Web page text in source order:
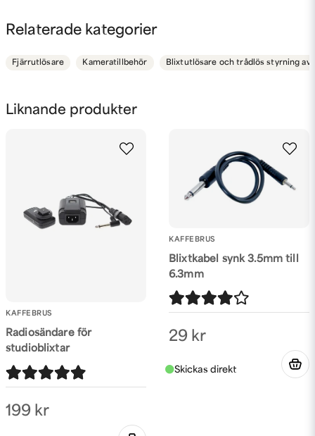
Liknande produkter
KAFFEBRUS
Radiosändare för
studioblixtar
199 kr
KAFFEBRUS
Blixtkabel synk 3.5mm till
6.3mm
29 kr
Fråga oss något om denna produkten...
Ja, ni får publicera min fråga
Relaterade kategorier
Fjärrutlösare Kameratillbehör Blixtutlösare och trådlös styrning av